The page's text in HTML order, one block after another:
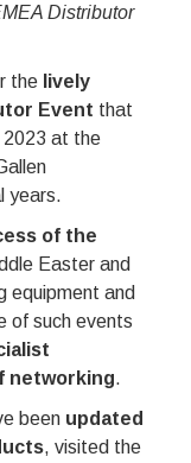
Distributor
the lively
Event that
2023 at the
years.
of the
Easter and
equipment and
of such events
networking.
been updated
, visited the